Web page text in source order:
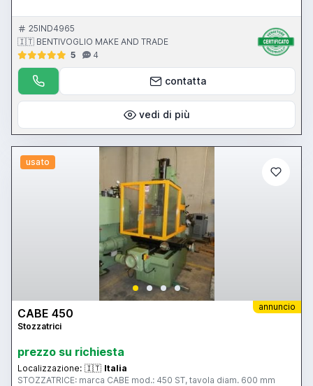
25IND4965
🇮🇹 BENTIVOGLIO MAKE AND TRADE
5
4
contatta
vedi di più
usato
annuncio
CABE 450
Stozzatrici
prezzo su richiesta
Localizzazione: 🇮🇹 Italia
STOZZATRICE: marca CABE mod.: 450 ST, tavola diam. 600 mm